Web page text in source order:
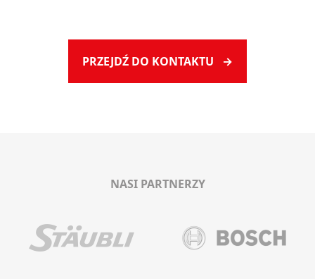
PRZEJDŹ DO KONTAKTU →
NASI PARTNERZY